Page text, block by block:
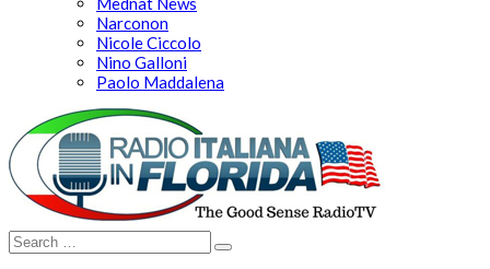
Narconon
Nicole Ciccolo
Nino Galloni
Paolo Maddalena